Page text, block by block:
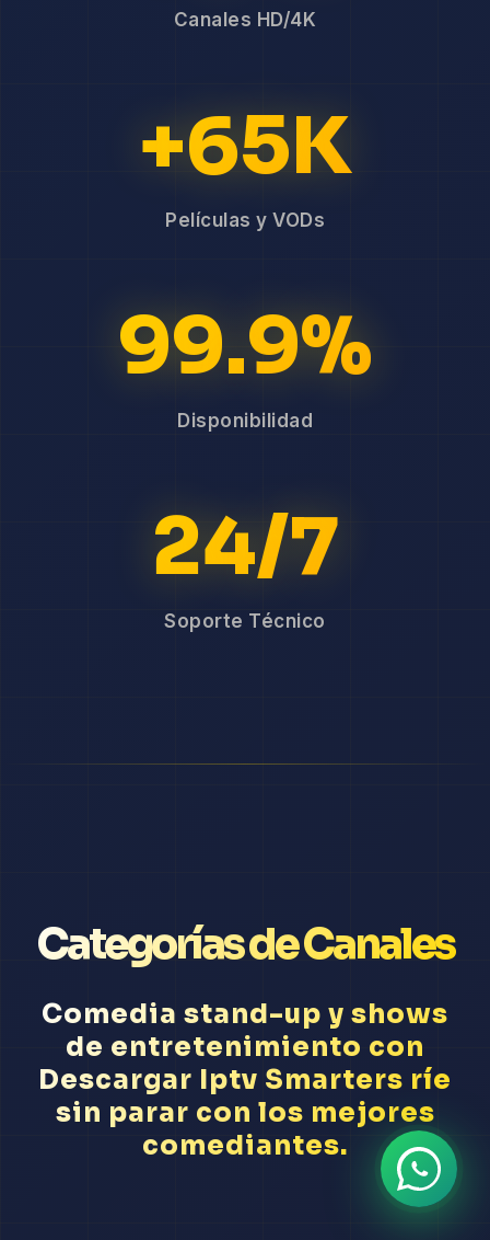
Canales HD/4K
+65K
Películas y VODs
99.9%
Disponibilidad
24/7
Soporte Técnico
Categorías de Canales
Comedia stand-up y shows
de entretenimiento con
Descargar Iptv Smarters ríe
sin parar con los mejores
comediantes.